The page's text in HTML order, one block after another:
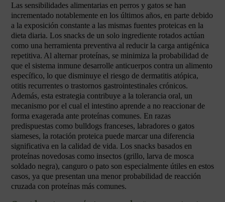
Las sensibilidades alimentarias en perros y gatos se han
incrementado notablemente en los últimos años, en parte debido
a la exposición constante a las mismas fuentes proteicas en la
dieta diaria. Los snacks de un solo ingrediente rotados actúan
como una herramienta preventiva al reducir la carga antigénica
repetitiva. Al alternar proteínas, se minimiza la probabilidad de
que el sistema inmune desarrolle anticuerpos contra un alimento
específico, lo que disminuye el riesgo de dermatitis atópica,
otitis recurrentes o trastornos gastrointestinales crónicos.
Además, esta estrategia contribuye a la tolerancia oral, un
mecanismo por el cual el intestino aprende a no reaccionar de
forma exagerada ante proteínas comunes. En razas
predispuestas como bulldogs franceses, labradores o gatos
siameses, la rotación proteica puede marcar una diferencia
significativa en la calidad de vida. Los snacks basados en
proteínas novedosas como insectos (grillo, larva de mosca
soldado negra), canguro o pato son especialmente útiles en estos
casos, ya que presentan una menor probabilidad de reacción
cruzada con proteínas más comunes.